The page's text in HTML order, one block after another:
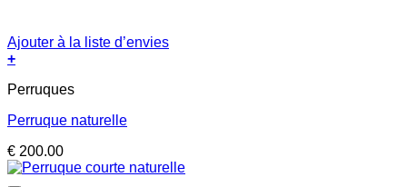
Ajouter à la liste d’envies
+
Perruques
Perruque naturelle
€ 200.00